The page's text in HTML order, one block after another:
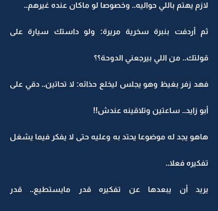
لازم يهتم باللي حواليه.. وخصوصا لو ماكان عنده غيرهم..
ثم أردفت بنبرة سخرية مريرة: ولو داستك سيارة على
قولتك.. من اللي بيرجعني الدوحة؟؟
فهد زفر بغيظ وهو يجلس ليخلع حذائه: لا تحاتين.. دقي على
أبو زايد.. ساعتين وتلاقينه عندش!!
هاهو يجد له موضوعا يحتد به وعليه حتى لا يفكر فيما يشغل
تفكيره فعلا..
يريد أن يبعدها عن تفكيره قدر مايستطيع.. قدر